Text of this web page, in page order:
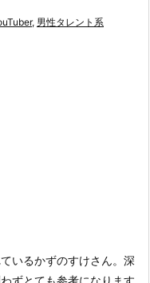
, 男性タレント系
いるかずのすけさん。 深
ずとても参考になります